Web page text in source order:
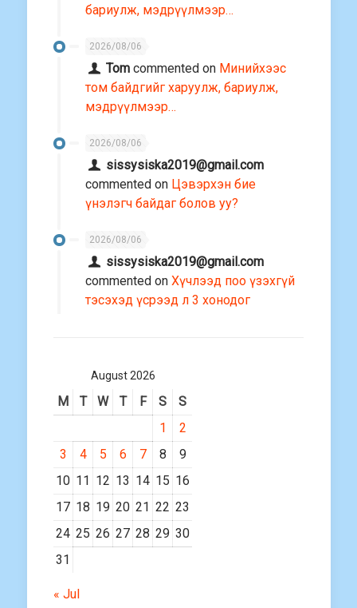
бариулж, мэдрүүлмээр…
2026/08/06
Tom commented on Минийхээс
том байдгийг харуулж, бариулж,
мэдрүүлмээр…
2026/08/06
sissysiska2019@gmail.com
commented on Цэвэрхэн бие
үнэлэгч байдаг болов уу?
2026/08/06
sissysiska2019@gmail.com
commented on Хүчлээд поо үзэхгүй
тэсэхэд үсрээд л 3 хонодог
August 2026
M T W T F S
S
1
2
3
4 5 6 7 8
9
10 11 12 13 14 15 16
17 18 19 20 21 22 23
24 25 26 27 28 29 30
31
« Jul